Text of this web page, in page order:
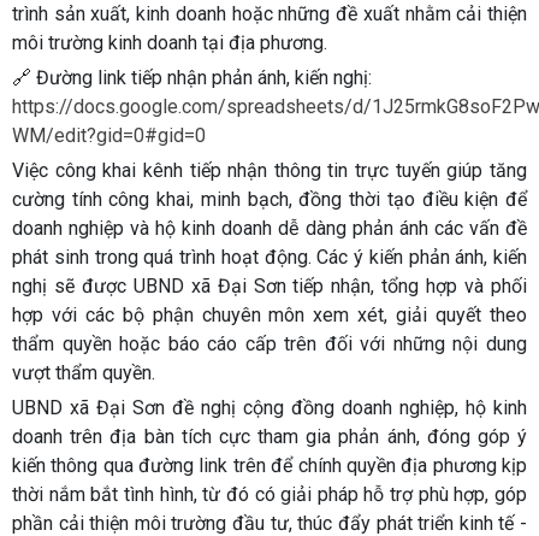
trình sản xuất, kinh doanh hoặc những đề xuất nhằm cải thiện
môi trường kinh doanh tại địa phương.
🔗 Đường link tiếp nhận phản ánh, kiến nghị:
https://docs.google.com/spreadsheets/d/
WM/edit?gid=0#gid=0
Việc công khai kênh tiếp nhận thông tin trực tuyến giúp tăng
cường tính công khai, minh bạch, đồng thời tạo điều kiện để
doanh nghiệp và hộ kinh doanh dễ dàng phản ánh các vấn đề
phát sinh trong quá trình hoạt động. Các ý kiến phản ánh, kiến
nghị sẽ được UBND xã Đại Sơn tiếp nhận, tổng hợp và phối
hợp với các bộ phận chuyên môn xem xét, giải quyết theo
thẩm quyền hoặc báo cáo cấp trên đối với những nội dung
vượt thẩm quyền.
UBND xã Đại Sơn đề nghị cộng đồng doanh nghiệp, hộ kinh
doanh trên địa bàn tích cực tham gia phản ánh, đóng góp ý
kiến thông qua đường link trên để chính quyền địa phương kịp
thời nắm bắt tình hình, từ đó có giải pháp hỗ trợ phù hợp, góp
phần cải thiện môi trường đầu tư, thúc đẩy phát triển kinh tế -